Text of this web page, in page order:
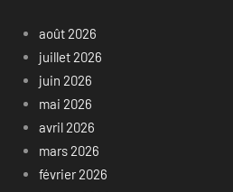
août 2026
juillet 2026
juin 2026
mai 2026
avril 2026
mars 2026
février 2026